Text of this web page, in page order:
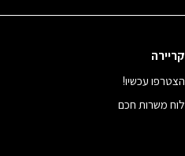
קריירה
הצטרפו עכשיו!
לוח משרות חכם